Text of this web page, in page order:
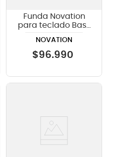
Funda Novation
para teclado Bass
NOVATION
$96.990